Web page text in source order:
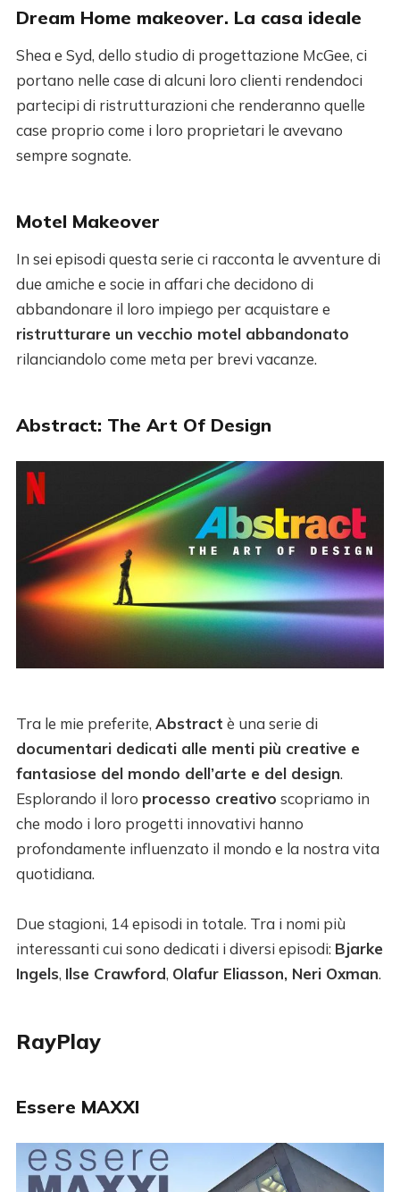
Dream Home makeover. La casa ideale
Shea e Syd, dello studio di progettazione McGee, ci
portano nelle case di alcuni loro clienti rendendoci
partecipi di ristrutturazioni che renderanno quelle
case proprio come i loro proprietari le avevano
sempre sognate.
Motel Makeover
In sei episodi questa serie ci racconta le avventure di
due amiche e socie in affari che decidono di
abbandonare il loro impiego per acquistare e
ristrutturare un vecchio motel abbandonato
rilanciandolo come meta per brevi vacanze.
Abstract: The Art Of Design
Tra le mie preferite, Abstract è una serie di
documentari dedicati alle menti più creative e
fantasiose del mondo dell’arte e del design.
Esplorando il loro processo creativo scopriamo in
che modo i loro progetti innovativi hanno
profondamente influenzato il mondo e la nostra vita
quotidiana.
Due stagioni, 14 episodi in totale. Tra i nomi più
interessanti cui sono dedicati i diversi episodi: Bjarke
Ingels, Ilse Crawford, Olafur Eliasson, Neri Oxman.
RayPlay
Essere MAXXI